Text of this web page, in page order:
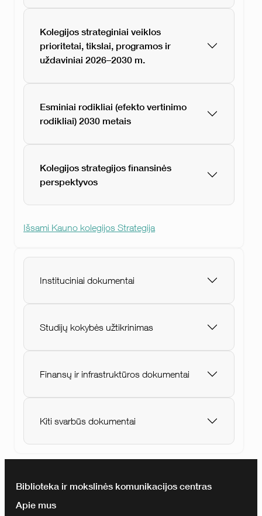
Kolegijos strateginiai veiklos
prioritetai, tikslai, programos ir
uždaviniai 2026–2030 m.
Esminiai rodikliai (efekto vertinimo
rodikliai) 2030 metais
Kolegijos strategijos finansinės
perspektyvos
Išsami Kauno kolegijos Strategija
Instituciniai dokumentai
Studijų kokybės užtikrinimas
Finansų ir infrastruktūros dokumentai
Kiti svarbūs dokumentai
Biblioteka ir mokslinės komunikacijos centras
Apie mus